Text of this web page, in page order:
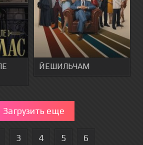
ЙЕШИЛЬЧАМ
Загрузить еще
3 4 5 6